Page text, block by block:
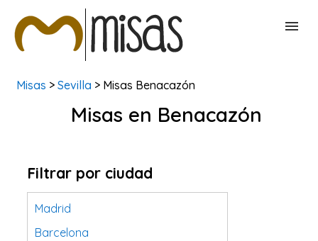
BUSCAR MISAS
Misas > Sevilla > Misas Benacazón
Misas en Benacazón
Filtrar por ciudad
Madrid
Barcelona